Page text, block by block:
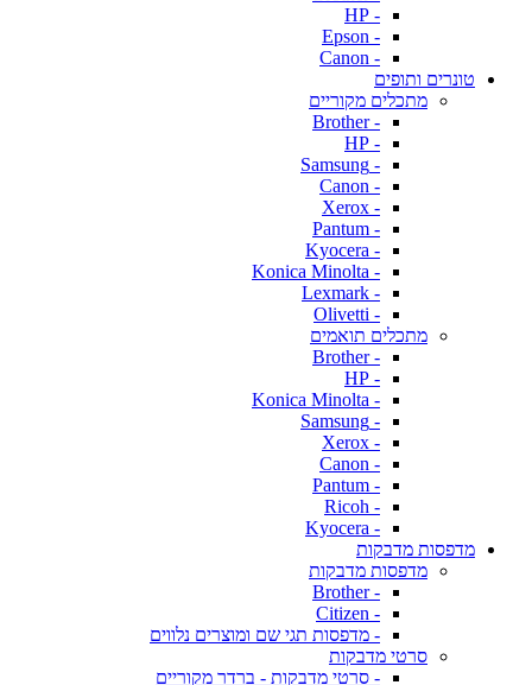
- HP
- Epson
- Canon
טונרים ותופים
מתכלים מקוריים
- Brother
- HP
- Samsung
- Canon
- Xerox
- Pantum
- Kyocera
- Konica Minolta
- Lexmark
- Olivetti
מתכלים תואמים
- Brother
- HP
- Konica Minolta
- Samsung
- Xerox
- Canon
- Pantum
- Ricoh
- Kyocera
מדפסות מדבקות
מדפסות מדבקות
- Brother
- Citizen
- מדפסות תגי שם ומוצרים נלווים
סרטי מדבקות
- סרטי מדבקות - ברדר מקוריים